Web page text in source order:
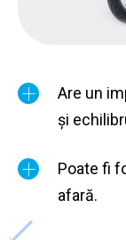
Are un
și
Poate fi
afară.